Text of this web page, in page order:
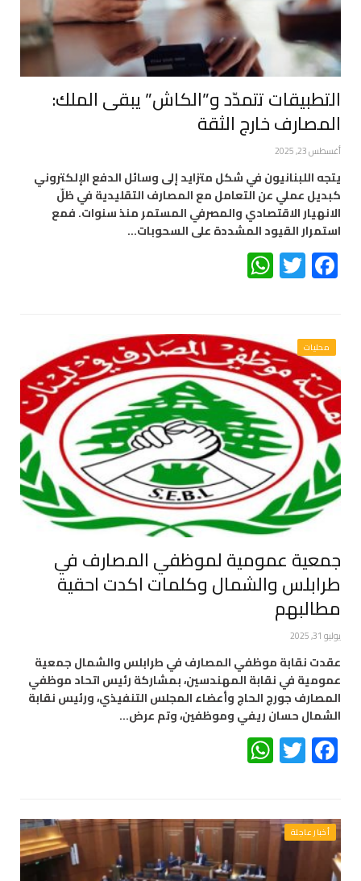
التطبيقات تتمدّد و”الكاش” يبقى الملك:
المصارف خارج الثقة
أغسطس 23, 2025
يتجه اللبنانيون في شكل متزايد إلى وسائل الدفع الإلكتروني
كبديل عملي عن التعامل مع المصارف التقليدية في ظلّ
الانهيار الاقتصادي والمصرفي المستمر منذ سنوات. فمع
استمرار القيود المشددة على السحوبات…
Facebook
Twitter
محليات
جمعية عمومية لموظفي المصارف في
طرابلس والشمال وكلمات اكدت احقية
مطالبهم
يوليو 31, 2025
عقدت نقابة موظفي المصارف في طرابلس والشمال جمعية
عمومية في نقابة المهندسين، بمشاركة رئيس اتحاد موظفي
المصارف جورج الحاج وأعضاء المجلس التنفيذي، ورئيس نقابة
الشمال حسان ريفي وموظفين، وتم عرض…
Facebook
Twitter
أخبار عاجلة